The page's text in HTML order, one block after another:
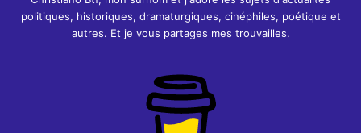
politiques, historiques, dramaturgiques, cinéphiles, poétique et
autres. Et je vous partages mes trouvailles.